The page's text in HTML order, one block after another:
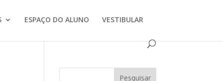
ESPAÇO DO ALUNO VESTIBULAR